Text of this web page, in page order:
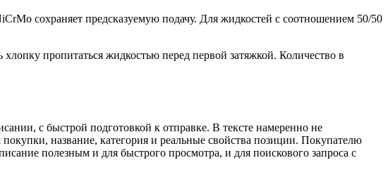
сохраняет предсказуемую подачу. Для жидкостей с соотношением 50/50
пропитаться жидкостью перед первой затяжкой. Количество в
с быстрой подготовкой к отправке. В тексте намеренно не
название, категория и реальные свойства позиции. Покупателю
полезным и для быстрого просмотра, и для поискового запроса с